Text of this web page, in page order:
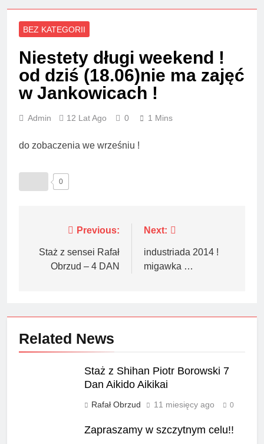
BEZ KATEGORII
Niestety długi weekend !
od dziś (18.06)nie ma zajęć
w Jankowicach !
Admin 12 Lat Ago 0 1 Mins
do zobaczenia we wrześniu !
0
Nawigacja
wpisu
Previous:
Staż z sensei Rafał
Obrzud – 4 DAN
Next:
industriada 2014 !
migawka …
Related News
Staż z Shihan Piotr Borowski 7
Dan Aikido Aikikai
Rafał Obrzud 11 miesięcy ago 0
Zapraszamy w szczytnym celu!!